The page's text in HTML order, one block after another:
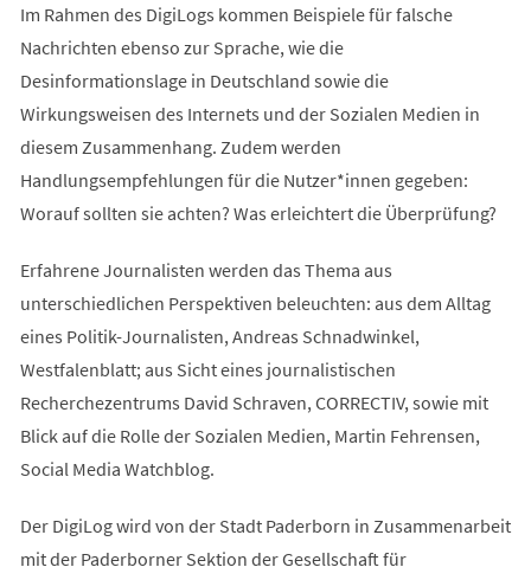
Im Rahmen des DigiLogs kommen Beispiele für falsche
Nachrichten ebenso zur Sprache, wie die
Desinformationslage in Deutschland sowie die
Wirkungsweisen des Internets und der Sozialen Medien in
diesem Zusammenhang. Zudem werden
Handlungsempfehlungen für die Nutzer*innen gegeben:
Worauf sollten sie achten? Was erleichtert die Überprüfung?
Erfahrene Journalisten werden das Thema aus
unterschiedlichen Perspektiven beleuchten: aus dem Alltag
eines Politik-Journalisten, Andreas Schnadwinkel,
Westfalenblatt; aus Sicht eines journalistischen
Recherchezentrums David Schraven, CORRECTIV, sowie mit
Blick auf die Rolle der Sozialen Medien, Martin Fehrensen,
Social Media Watchblog.
Der DigiLog wird von der Stadt Paderborn in Zusammenarbeit
mit der Paderborner Sektion der Gesellschaft für